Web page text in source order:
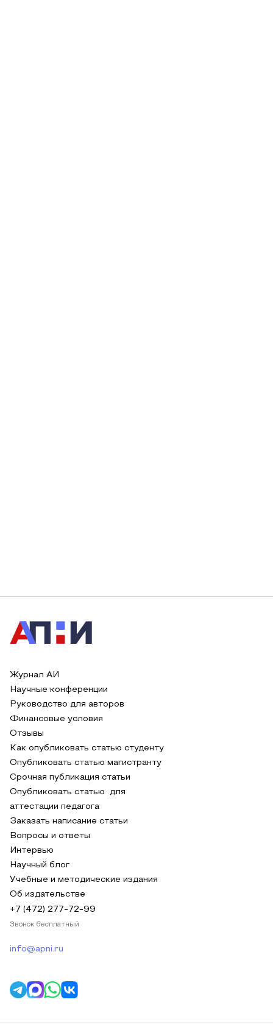
Журнал АИ
Научные конференции
Руководство для авторов
Финансовые условия
Отзывы
Как опубликовать статью студенту
Опубликовать статью магистранту
Срочная публикация статьи
Опубликовать статью для
аттестации педагога
Заказать написание статьи
Вопросы и ответы
Интервью
Научный блог
Учебные и методические издания
Об издательстве
+7 (472) 277-72-99
Звонок бесплатный
info@apni.ru